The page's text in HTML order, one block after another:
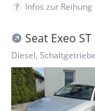
Infos zur
Seat Exeo
Diesel,